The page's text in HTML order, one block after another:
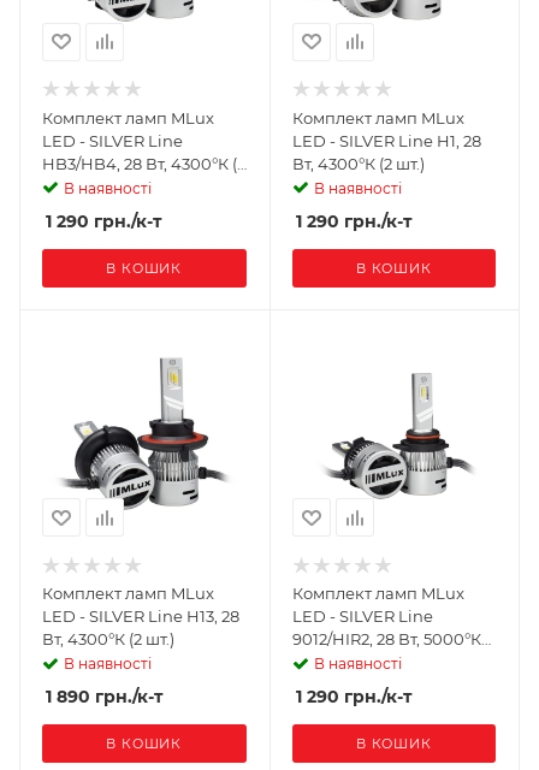
Комплект ламп MLux
LED - SILVER Line
HB3/HB4, 28 Вт, 4300°К (2
шт.)В наявності
1 290 грн./к-т
В КОШИК
Комплект ламп MLux
LED - SILVER Line H1, 28
Вт, 4300°К (2 шт.)
В наявності
1 290 грн./к-т
В КОШИК
Комплект ламп MLux
LED - SILVER Line H13, 28
Вт, 4300°К (2 шт.)
В наявності
1 890 грн./к-т
В КОШИК
Комплект ламп MLux
LED - SILVER Line
9012/HIR2, 28 Вт, 5000°К
(2 шт.)В наявності
1 290 грн./к-т
В КОШИК